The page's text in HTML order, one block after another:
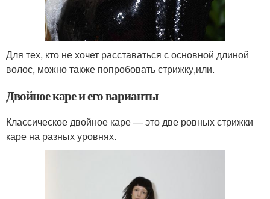
Для тех, кто не хочет расставаться с основной длиной
волос, можно также попробовать стрижку,или.
Двойное каре и его варианты
Классическое двойное каре — это две ровных стрижки
каре на разных уровнях.